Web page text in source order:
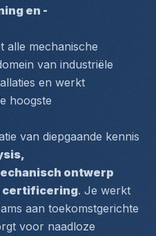
en -
alle mechanische
van industriële
en werkt
hoogste
van diepgaande kennis
certificering. Je werkt
aan toekomstgerichte
voor naadloze